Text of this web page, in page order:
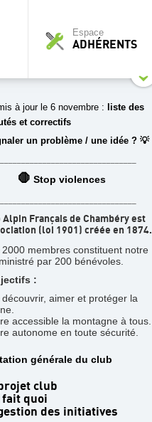
Espace
ADHÉRENTS
dans les Aiguilles
à jour le 6 novembre : liste des
et correctifs
un problème / une idée ? 💡
🛑 Stop violences
Alpin Français de Chambéry est
(loi 1901) créée en 1874.
2000 membres constituent notre
par 200 bénévoles.
:
découvrir, aimer et protéger la
accessible la montagne à tous.
autonome en toute sécurité.
générale du club
club
fait quoi
des initiatives